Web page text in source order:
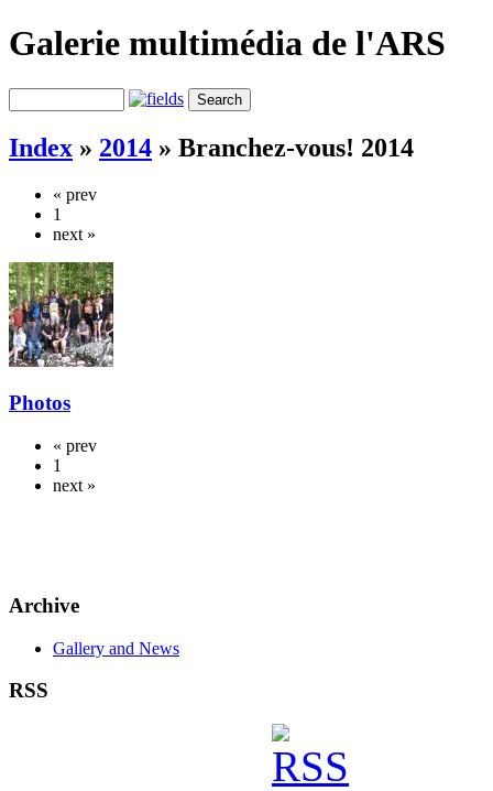
Galerie multimédia de l'ARS
Index » 2014 » Branchez-vous! 2014
« prev
1
next »
Photos
« prev
1
next »
Archive
Gallery and News
RSS